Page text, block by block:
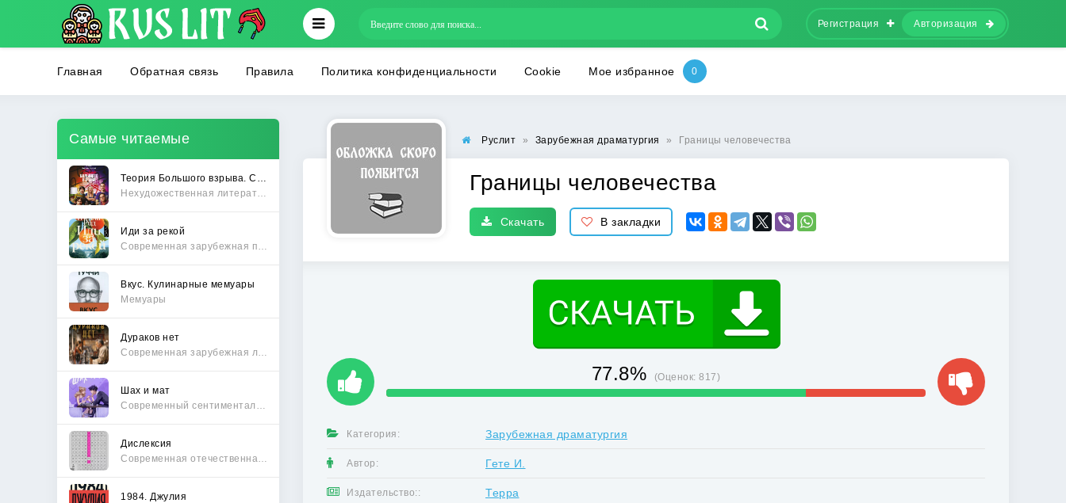
Регистрация Авторизация
Главная Обратная связь Правила Политика конфиденциальности Cookie Мое избранное
Самые читаемые
Иди за рекой
Вкус. Кулинарные мемуары
Мемуары
Дураков нет
Шах и мат
Дислексия
1984. Джулия
Руслит » Зарубежная драматургия » Границы человечества
Границы человечества
Скачать В закладки
77.8% (Оценок:817)
Категория: Зарубежная драматургия
Автор: Гете И.
Издательство:: Терра